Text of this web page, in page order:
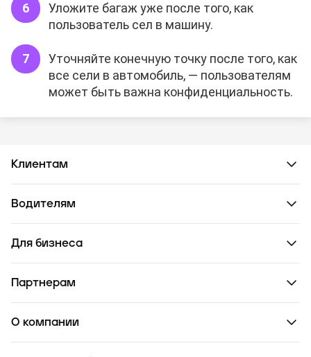
Уложите багаж уже после того, как
пользователь сел в машину.
Уточняйте конечную точку после того, как
все сели в автомобиль, — пользователям
может быть важна конфиденциальность.
Клиентам
Водителям
Для бизнеса
Партнерам
О компании